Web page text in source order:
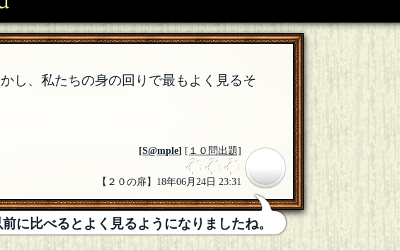
し、私たちの身の回りで最もよく見るそ
[S@mple] [１０問出題]
【２０の扉】18年06月24日 23:31
前に比べるとよく見るようになりましたね。